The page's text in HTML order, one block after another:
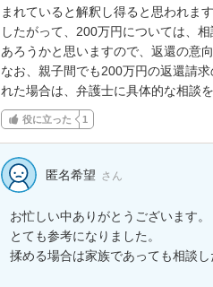
まれていると解釈し得ると思われます
したがって、200万円については、
あろうかと思いますので、返還の意
なお、親子間でも200万円の返還請
れた場合は、弁護士に具体的な相談
役に立った 1
匿名希望 さん
お忙しい中ありがとうございます。
とても参考になりました。